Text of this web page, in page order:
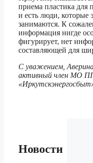
приема пластика для
и есть люди, которые
занимаются. К
информация нигде
фигурирует, нет
составляющей для
С уважением,
активный член МО
Новости